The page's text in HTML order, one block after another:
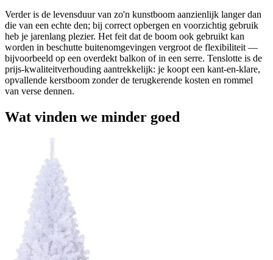
Verder is de levensduur van zo'n kunstboom aanzienlijk langer dan
die van een echte den; bij correct opbergen en voorzichtig gebruik
heb je jarenlang plezier. Het feit dat de boom ook gebruikt kan
worden in beschutte buitenomgevingen vergroot de flexibiliteit —
bijvoorbeeld op een overdekt balkon of in een serre. Tenslotte is de
prijs-kwaliteitverhouding aantrekkelijk: je koopt een kant-en-klare,
opvallende kerstboom zonder de terugkerende kosten en rommel
van verse dennen.
Wat vinden we minder goed